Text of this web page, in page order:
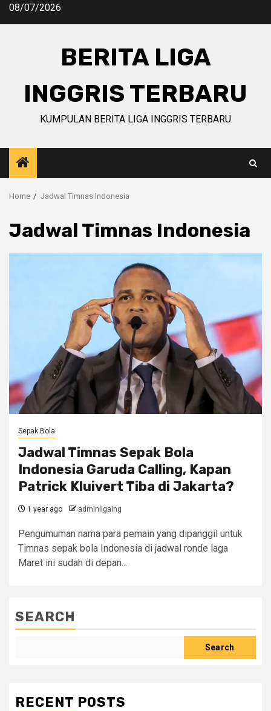
Skip08/07/2026
BERITA LIGA
INGGRIS TERBARU
KUMPULAN BERITA LIGA INGGRIS TERBARU
Home Jadwal Timnas Indonesia
Jadwal Timnas Indonesia
Sepak Bola
Jadwal Timnas Sepak Bola
Indonesia Garuda Calling, Kapan
Patrick Kluivert Tiba di Jakarta?
1 year ago adminligaing
Pengumuman nama para pemain yang dipanggil untuk
Timnas sepak bola Indonesia di jadwal ronde laga
Maret ini sudah di depan...
SEARCH
Search
RECENT POSTS